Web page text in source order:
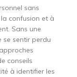
sans
confusion et à
Sans une
se sentir perdu
conseils
à identifier les